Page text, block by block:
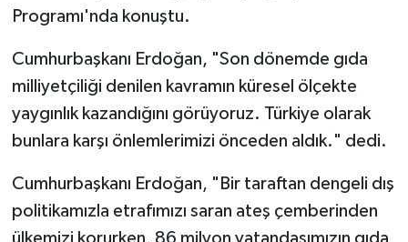
Programı'nda konuştu.
Cumhurbaşkanı Erdoğan, "Son dönemde gıda
milliyetçiliği denilen kavramın küresel ölçekte
yaygınlık kazandığını görüyoruz. Türkiye olarak
bunlara karşı önlemlerimizi önceden aldık." dedi.
Cumhurbaşkanı Erdoğan, "Bir taraftan dengeli dış
politikamızla etrafımızı saran ateş çemberinden